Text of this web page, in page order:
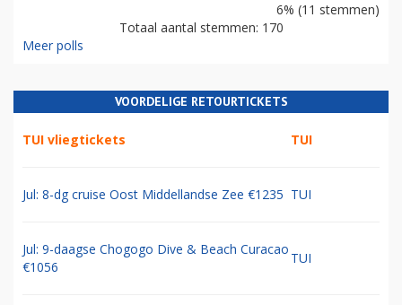
6% (11 stemmen)
Totaal aantal stemmen: 170
Meer polls
VOORDELIGE RETOURTICKETS
TUI vliegtickets TUI
Jul: 8-dg cruise Oost Middellandse Zee €1235 TUI
Jul: 9-daagse Chogogo Dive & Beach Curacao
€1056
TUI